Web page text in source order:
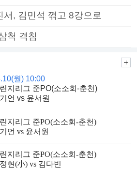
서, 김민석 꺾고 8강으로
척 격침
월) 10:00
지리그 준PO(소소회-춘천)
언 vs 윤서원
지리그 준PO(소소회-춘천)
언 vs 윤서원
지리그 준PO(소소회-춘천)
현(小) vs 김다빈